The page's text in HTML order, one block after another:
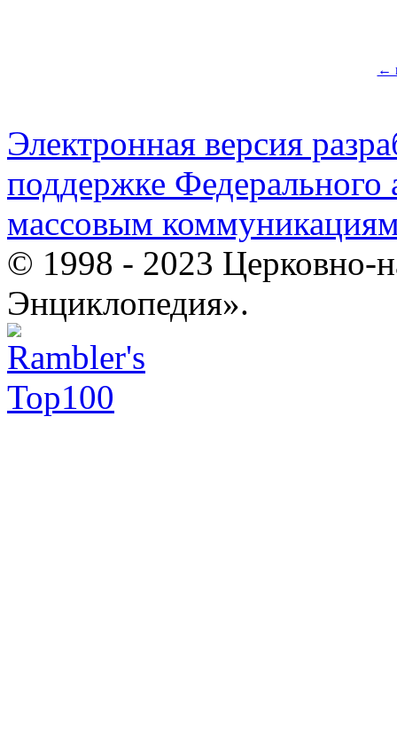
←
Электронная версия
поддержке Федерального
массовым
© 1998 - 2023 Церковно-
Энциклопедия».